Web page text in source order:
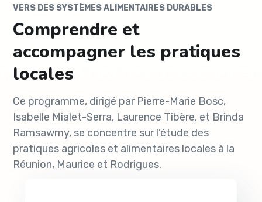
VERS DES SYSTÈMES ALIMENTAIRES DURABLES
Comprendre et
accompagner les pratiques
locales
Ce programme, dirigé par Pierre-Marie Bosc,
Isabelle Mialet-Serra, Laurence Tibère, et Brinda
Ramsawmy, se concentre sur l’étude des
pratiques agricoles et alimentaires locales à la
Réunion, Maurice et Rodrigues.